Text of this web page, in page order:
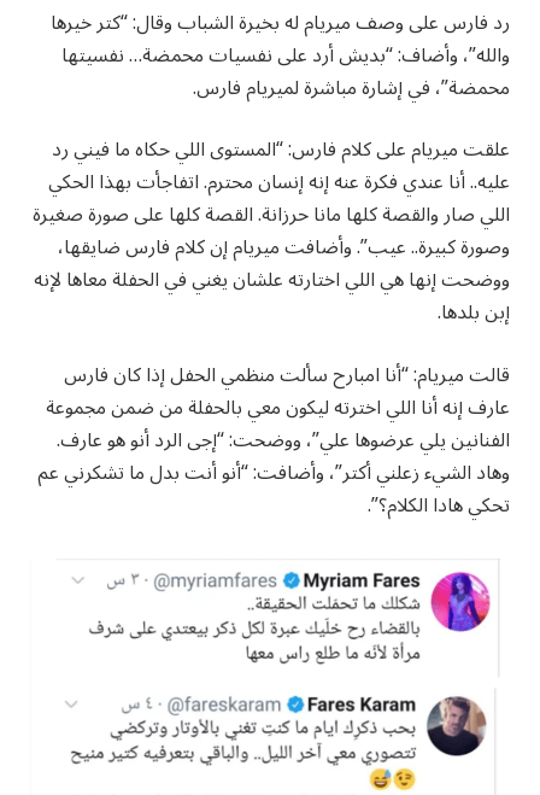
رد فارس على وصف ميريام له بخيرة الشباب وقال: “كتر خيرها
والله”، وأضاف: “بديش أرد على نفسيات محمضة… نفسيتها
محمضة”، في إشارة مباشرة لميريام فارس.
علقت ميريام على كلام فارس: “المستوى اللي حكاه ما فيني رد
عليه.. أنا عندي فكرة عنه إنه إنسان محترم. اتفاجأت بهذا الحكي
اللي صار والقصة كلها مانا حرزانة. القصة كلها على صورة صغيرة
وصورة كبيرة.. عيب”. وأضافت ميريام إن كلام فارس ضايقها،
ووضحت إنها هي اللي اختارته علشان يغني في الحفلة معاها لإنه
إبن بلدها.
قالت ميريام: “أنا امبارح سألت منظمي الحفل إذا كان فارس
عارف إنه أنا اللي اخترته ليكون معي بالحفلة من ضمن مجموعة
الفنانين يلي عرضوها علي”، ووضحت: “إجى الرد أنو هو عارف.
وهاد الشيء زعلني أكتر”، وأضافت: “أنو أنت بدل ما تشكرني عم
تحكي هادا الكلام؟”.